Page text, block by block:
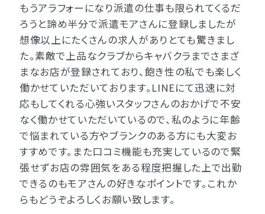
もうアラフォーになり派遣の仕事も限られてくるだ
ろうと諦め半分で派遣モアさんに登録しましたが
想像以上にたくさんの求人がありとても驚きまし
た。素敵で上品なクラブからキャバクラまでさまざ
まなお店が登録されており、飽き性の私でも楽しく
働かせていただいております。LINEにて迅速に対
応もしてくれる心強いスタッフさんのおかげで不安
なく働かせていただいているので、私のように年齢
で悩まれている方やブランクのある方にも大変お
すすめです。また口コミ機能も充実しているので緊
張せずお店の雰囲気をある程度把握した上で出勤
できるのもモアさんの好きなポイントです。これか
らもどうぞよろしくお願い致します。